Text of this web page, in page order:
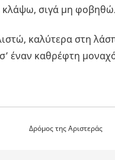
σιγά μη φοβηθώ.
καλύτερα στη
έναν καθρέφτη
Δρόμος της Αριστεράς